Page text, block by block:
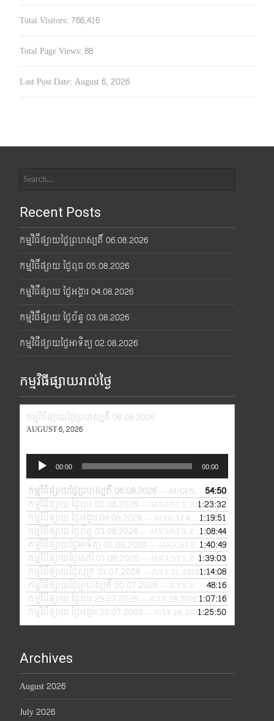
Total Visitors: 766,416
Total Page Views: 88
Last Post Date: August 6, 2026
for:
Recent Posts
កម្មវិធីផ្សាយថ្ងៃព្រហស្បតិ៍ 06.08.2026
កម្មវិធីផ្សាយ ថ្ងៃពុធ 05.08.2026
កម្មវិធីផ្សាយ ថ្ងៃអង្គារ 04.08.2026
កម្មវិធីផ្សាយ ថ្ងៃច័ន្ទ 03.08.2026
កម្មវិធីផ្សាយថ្ងៃអាទិត្យ 02.08.2026
កម្មវិធីផ្សាយរាល់ថ្ងៃ
កម្មវិធីផ្សាយថ្ងៃព្រហស្បតិ៍ 06.08.2026
AUGUST 6, 2026
Audio
Player
00:00 00:00
កម្មវិធីផ្សាយថ្ងៃព្រហស្បតិ៍ 06.08.2026— AUGUST 6, 2026
54:50
កម្មវិធីផ្សាយ ថ្ងៃពុធ 05.08.2026
— AUGUST 5, 2026 1:23:32
កម្មវិធីផ្សាយ ថ្ងៃអង្គារ 04.08.2026
— AUGUST 4, 2026
1:19:51
កម្មវិធីផ្សាយ ថ្ងៃច័ន្ទ 03.08.2026
— AUGUST 3, 2026 1:08:44
កម្មវិធីផ្សាយថ្ងៃអាទិត្យ 02.08.2026
— AUGUST 2, 2026 1:40:49
កម្មវិធីផ្សាយថ្ងៃសៅរ៍ 01.08.2026
— AUGUST 1, 2026 1:39:03
កម្មវិធីផ្សាយថ្ងៃសុក្រ 31.07.2026
— JULY 31, 20261:14:08
កម្មវិធីផ្សាយថ្ងៃព្រហស្បតិ៍ 30.07.2026
— JULY 30, 2026
48:16
កម្មវិធីផ្សាយ ថ្ងៃពុធ 29.07.2026
— JULY 29, 20261:07:16
កម្មវិធីផ្សាយ ថ្ងៃអង្គារ 28.07.2026
— JULY 28, 20261:25:50
Archives
August 2026
July 2026